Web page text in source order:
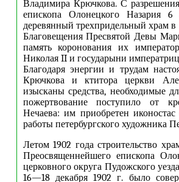
Владимира Крючкова. С
епископа Олонецкого Назария
деревянный трехпридельный храм в
Благовещения Пресвятой Девы
память коронования их
Николая II и государыни
Благодаря энергии и трудам
Крючкова и ктитора церкви
изысканы средства, необходимые
пожертвование поступило от
Нечаева: им приобретен
работы петербургского художника
Летом 1902 года строительство
Преосвященнейшего епископа
церковного округа Пудожского
16—18 декабря 1902 г. было